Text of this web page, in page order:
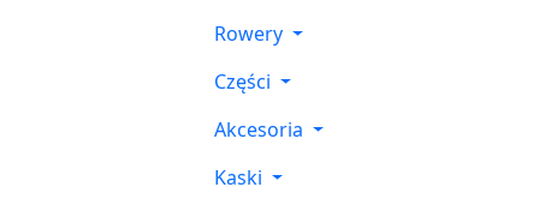
Rowery
Części
Akcesoria
Kaski